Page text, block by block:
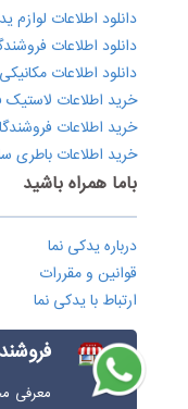
دانلود اطلاعات لوازم
دانلود اطلاعات
دانلود اطلاعات
خرید اطلاعات
خرید اطلاعات
خرید اطلاعات باطری
باما همراه باشید
درباره یدکی نما
قوانین و مقررات
ارتباط با یدکی نما